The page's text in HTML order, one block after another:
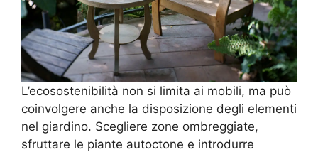
L’ecosostenibilità non si limita ai mobili, ma può
coinvolgere anche la disposizione degli elementi
nel giardino. Scegliere zone ombreggiate,
sfruttare le piante autoctone e introdurre